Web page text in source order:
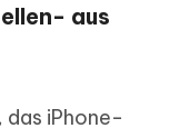
aus
das iPhone-